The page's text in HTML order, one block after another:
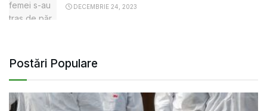
DECEMBRIE 24, 2023
Postări Populare